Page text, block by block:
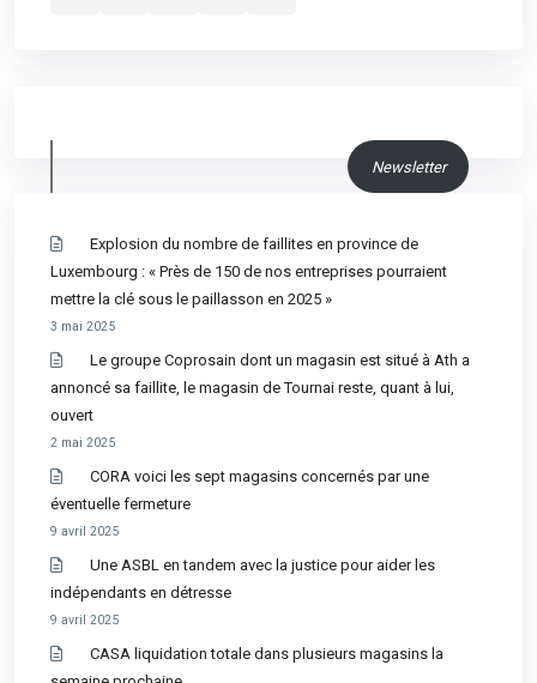
Newsletter
Explosion du nombre de faillites en province de
Luxembourg : « Près de 150 de nos entreprises pourraient
mettre la clé sous le paillasson en 2025 »
3 mai 2025
Le groupe Coprosain dont un magasin est situé à Ath a
annoncé sa faillite, le magasin de Tournai reste, quant à lui,
ouvert
2 mai 2025
CORA voici les sept magasins concernés par une
éventuelle fermeture
9 avril 2025
Une ASBL en tandem avec la justice pour aider les
indépendants en détresse
9 avril 2025
CASA liquidation totale dans plusieurs magasins la